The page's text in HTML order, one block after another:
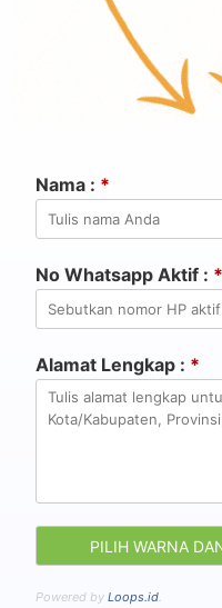
Nama : *
No Whatsapp Aktif : *
Alamat Lengkap : *
Powered by Loops.id